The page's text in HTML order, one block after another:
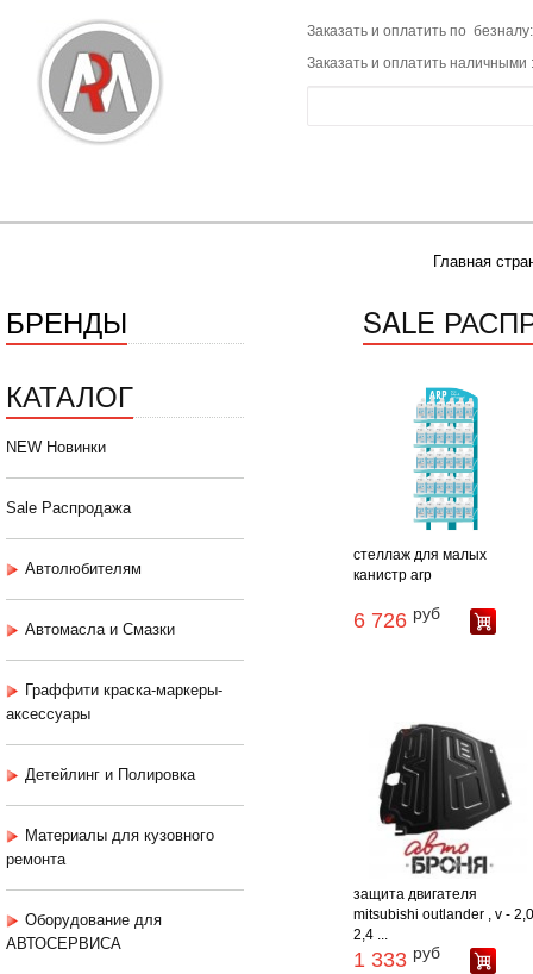
Заказать и оплатить по
Заказать и оплатить наличными
Главная
БРЕНДЫ
КАТАЛОГ
NEW Новинки
Sale Распродажа
Автолюбителям
Автомасла и Смазки
Граффити краска-маркеры-
аксессуары
Детейлинг и Полировка
Материалы для кузовного
ремонта
Оборудование для
АВТОСЕРВИСА
SALE
стеллаж для малых
канистр arp
6 726 руб
защита двигателя
mitsubishi outlander , v -
2,4 ...
1 333 руб